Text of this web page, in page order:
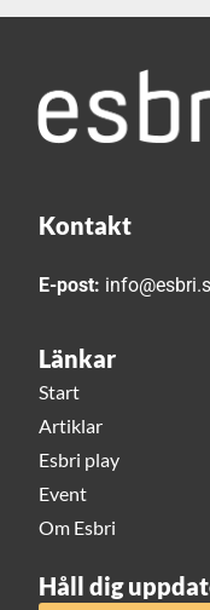
Kontakt
E-post:
Länkar
Start
Artiklar
Esbri play
Event
Om Esbri
Håll dig